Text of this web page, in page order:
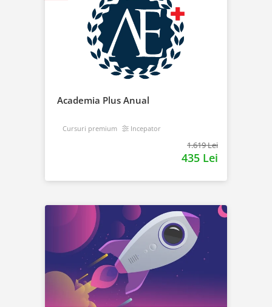
Academia Plus Anual
Cursuri premium Incepator
1.619 Lei
435 Lei